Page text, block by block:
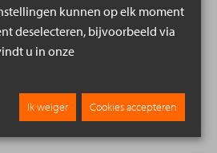
kunnen op elk moment
deselecteren, bijvoorbeeld via
u in onze
Ik weiger Cookies accepteren